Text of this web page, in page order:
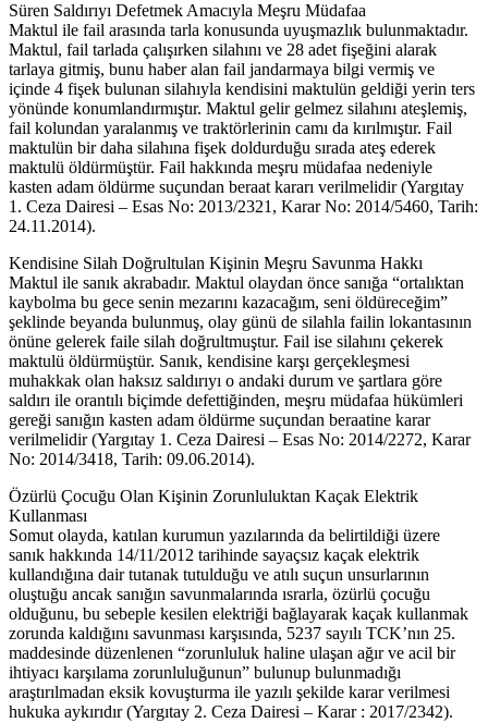
Süren Saldırıyı Defetmek Amacıyla Meşru Müdafaa
Maktul ile fail arasında tarla konusunda uyuşmazlık bulunmaktadır.
Maktul, fail tarlada çalışırken silahını ve 28 adet fişeğini alarak
tarlaya gitmiş, bunu haber alan fail jandarmaya bilgi vermiş ve
içinde 4 fişek bulunan silahıyla kendisini maktulün geldiği yerin ters
yönünde konumlandırmıştır. Maktul gelir gelmez silahını ateşlemiş,
fail kolundan yaralanmış ve traktörlerinin camı da kırılmıştır. Fail
maktulün bir daha silahına fişek doldurduğu sırada ateş ederek
maktulü öldürmüştür. Fail hakkında meşru müdafaa nedeniyle
kasten adam öldürme suçundan beraat kararı verilmelidir (Yargıtay
1. Ceza Dairesi – Esas No: 2013/2321, Karar No: 2014/5460, Tarih:
24.11.2014).
Kendisine Silah Doğrultulan Kişinin Meşru Savunma Hakkı
Maktul ile sanık akrabadır. Maktul olaydan önce sanığa “ortalıktan
kaybolma bu gece senin mezarını kazacağım, seni öldüreceğim”
şeklinde beyanda bulunmuş, olay günü de silahla failin lokantasının
önüne gelerek faile silah doğrultmuştur. Fail ise silahını çekerek
maktulü öldürmüştür. Sanık, kendisine karşı gerçekleşmesi
muhakkak olan haksız saldırıyı o andaki durum ve şartlara göre
saldırı ile orantılı biçimde defettiğinden, meşru müdafaa hükümleri
gereği sanığın kasten adam öldürme suçundan beraatine karar
verilmelidir (Yargıtay 1. Ceza Dairesi – Esas No: 2014/2272, Karar
No: 2014/3418, Tarih: 09.06.2014).
Özürlü Çocuğu Olan Kişinin Zorunluluktan Kaçak Elektrik
Kullanması
Somut olayda, katılan kurumun yazılarında da belirtildiği üzere
sanık hakkında 14/11/2012 tarihinde sayaçsız kaçak elektrik
kullandığına dair tutanak tutulduğu ve atılı suçun unsurlarının
oluştuğu ancak sanığın savunmalarında ısrarla, özürlü çocuğu
olduğunu, bu sebeple kesilen elektriği bağlayarak kaçak kullanmak
zorunda kaldığını savunması karşısında, 5237 sayılı TCK’nın 25.
maddesinde düzenlenen “zorunluluk haline ulaşan ağır ve acil bir
ihtiyacı karşılama zorunluluğunun” bulunup bulunmadığı
araştırılmadan eksik kovuşturma ile yazılı şekilde karar verilmesi
hukuka aykırıdır (Yargıtay 2. Ceza Dairesi – Karar : 2017/2342).